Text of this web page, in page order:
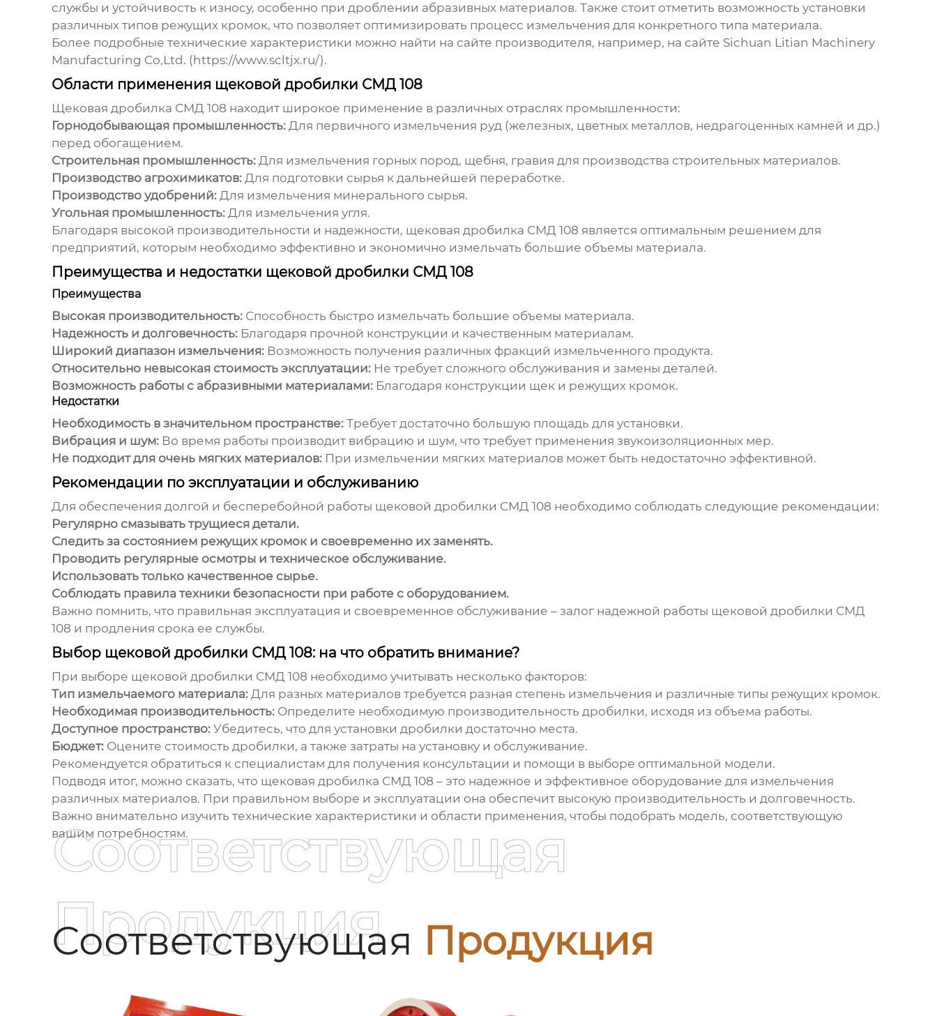
службы и устойчивость к износу, особенно при дроблении абразивных материалов. Также стоит отметить возможность установки
различных типов режущих кромок, что позволяет оптимизировать процесс измельчения для конкретного типа материала.
Более подробные технические характеристики можно найти на сайте производителя, например, на сайте Sichuan Litian Machinery
Manufacturing Co,Ltd. (https://www.scltjx.ru/).
Области применения щековой дробилки СМД 108
Щековая дробилка СМД 108 находит широкое применение в различных отраслях промышленности:
Горнодобывающая промышленность:Для первичного измельчения руд (железных, цветных металлов, недрагоценных камней и др.)
перед обогащением.
Строительная промышленность:Для измельчения горных пород, щебня, гравия для производства строительных материалов.
Производство агрохимикатов:Для подготовки сырья к дальнейшей переработке.
Производство удобрений:Для измельчения минерального сырья.
Угольная промышленность:Для измельчения угля.
Благодаря высокой производительности и надежности, щековая дробилка СМД 108 является оптимальным решением для
предприятий, которым необходимо эффективно и экономично измельчать большие объемы материала.
Преимущества и недостатки щековой дробилки СМД 108
Преимущества
Высокая производительность:Способность быстро измельчать большие объемы материала.
Надежность и долговечность:Благодаря прочной конструкции и качественным материалам.
Широкий диапазон измельчения:Возможность получения различных фракций измельченного продукта.
Относительно невысокая стоимость эксплуатации:Не требует сложного обслуживания и замены деталей.
Возможность работы с абразивными материалами:Благодаря конструкции щек и режущих кромок.
Недостатки
Необходимость в значительном пространстве:Требует достаточно большую площадь для установки.
Вибрация и шум:Во время работы производит вибрацию и шум, что требует применения звукоизоляционных мер.
Не подходит для очень мягких материалов:При измельчении мягких материалов может быть недостаточно эффективной.
Рекомендации по эксплуатации и обслуживанию
Для обеспечения долгой и бесперебойной работы щековой дробилки СМД 108 необходимо соблюдать следующие рекомендации:
Регулярно смазывать трущиеся детали.
Следить за состоянием режущих кромок и своевременно их заменять.
Проводить регулярные осмотры и техническое обслуживание.
Использовать только качественное сырье.
Соблюдать правила техники безопасности при работе с оборудованием.
Важно помнить, что правильная эксплуатация и своевременное обслуживание – залог надежной работы щековой дробилки СМД
108 и продления срока ее службы.
Выбор щековой дробилки СМД 108: на что обратить внимание?
При выборе щековой дробилки СМД 108 необходимо учитывать несколько факторов:
Тип измельчаемого материала:Для разных материалов требуется разная степень измельчения и различные типы режущих кромок.
Необходимая производительность:Определите необходимую производительность дробилки, исходя из объема работы.
Доступное пространство:Убедитесь, что для установки дробилки достаточно места.
Бюджет:Оцените стоимость дробилки, а также затраты на установку и обслуживание.
Рекомендуется обратиться к специалистам для получения консультации и помощи в выборе оптимальной модели.
Подводя итог, можно сказать, что щековая дробилка СМД 108 – это надежное и эффективное оборудование для измельчения
различных материалов. При правильном выборе и эксплуатации она обеспечит высокую производительность и долговечность.
Важно внимательно изучить технические характеристики и области применения, чтобы подобрать модель, соответствующую
вашим потребностям.
Соответствующая Продукция
Соответствующая
Продукция